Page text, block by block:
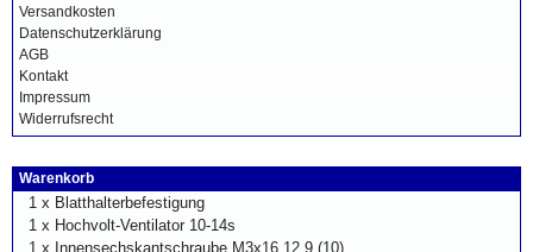
Versandkosten
Datenschutzerklärung
AGB
Kontakt
Impressum
Widerrufsrecht
Warenkorb
1 x Blatthalterbefestigung
1 x Hochvolt-Ventilator 10-14s
1 x Innensechskantschraube M3x16 12.9 (10)